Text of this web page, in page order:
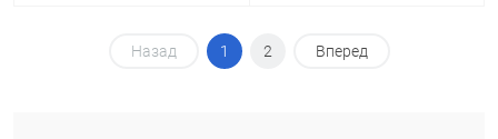
Назад 1 2 Вперед